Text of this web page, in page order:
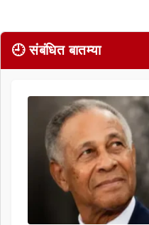
🕘 संबंधित बातम्या